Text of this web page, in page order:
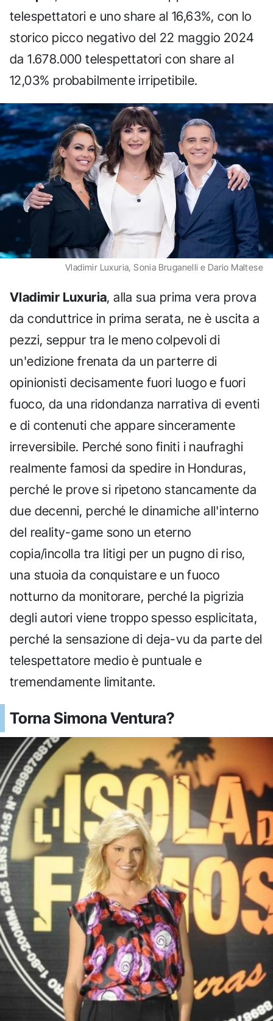
telespettatori e uno share al 16,63%, con lo
storico picco negativo del 22 maggio 2024
da 1.678.000 telespettatori con share al
12,03% probabilmente irripetibile.
Vladimir Luxuria, Sonia Bruganelli e Dario Maltese
Vladimir Luxuria, alla sua prima vera prova
da conduttrice in prima serata, ne è uscita a
pezzi, seppur tra le meno colpevoli di
un'edizione frenata da un parterre di
opinionisti decisamente fuori luogo e fuori
fuoco, da una ridondanza narrativa di eventi
e di contenuti che appare sinceramente
irreversibile. Perché sono finiti i naufraghi
realmente famosi da spedire in Honduras,
perché le prove si ripetono stancamente da
due decenni, perché le dinamiche all'interno
del reality-game sono un eterno
copia/incolla tra litigi per un pugno di riso,
una stuoia da conquistare e un fuoco
notturno da monitorare, perché la pigrizia
degli autori viene troppo spesso esplicitata,
perché la sensazione di deja-vu da parte del
telespettatore medio è puntuale e
tremendamente limitante.
Torna Simona Ventura?